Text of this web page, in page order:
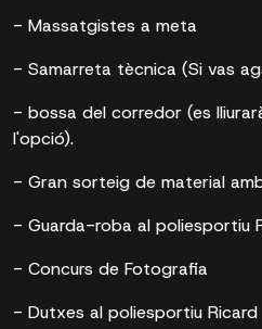
- Massatgistes a meta
- Samarreta tècnica (Si vas
- bossa del corredor (es
l'opció).
- Gran sorteig de material
- Guarda-roba al poliesportiu
- Concurs de Fotografia
- Dutxes al poliesportiu Ricard